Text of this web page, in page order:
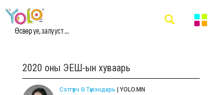
Өсвөр үе, залууст ...
2020 оны ЭЕШ-ын хуваарь
Сэтгүүлч Ө.Түмэндарь | YOLO.MN